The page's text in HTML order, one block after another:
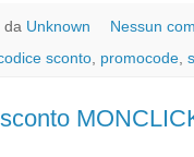
da Unknown
Nessun
sconto, promocode,